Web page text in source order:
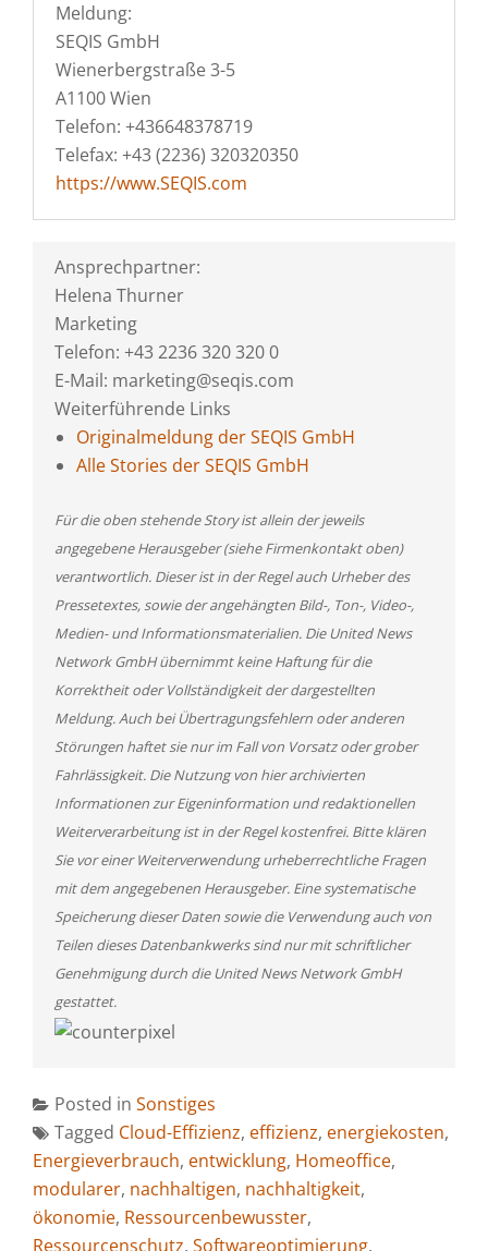
Meldung:
SEQIS GmbH
Wienerbergstraße 3-5
A1100 Wien
Telefon: +436648378719
Telefax: +43 (2236) 320320350
https://www.SEQIS.com
Ansprechpartner:
Helena Thurner
Marketing
Telefon: +43 2236 320 320 0
E-Mail: marketing@seqis.com
Weiterführende Links
Originalmeldung der SEQIS GmbH
Alle Stories der SEQIS GmbH
Für die oben stehende Story ist allein der jeweils
angegebene Herausgeber (siehe Firmenkontakt oben)
verantwortlich. Dieser ist in der Regel auch Urheber des
Pressetextes, sowie der angehängten Bild-, Ton-, Video-,
Medien- und Informationsmaterialien. Die United News
Network GmbH übernimmt keine Haftung für die
Korrektheit oder Vollständigkeit der dargestellten
Meldung. Auch bei Übertragungsfehlern oder anderen
Störungen haftet sie nur im Fall von Vorsatz oder grober
Fahrlässigkeit. Die Nutzung von hier archivierten
Informationen zur Eigeninformation und redaktionellen
Weiterverarbeitung ist in der Regel kostenfrei. Bitte klären
Sie vor einer Weiterverwendung urheberrechtliche Fragen
mit dem angegebenen Herausgeber. Eine systematische
Speicherung dieser Daten sowie die Verwendung auch von
Teilen dieses Datenbankwerks sind nur mit schriftlicher
Genehmigung durch die United News Network GmbH
gestattet.
Posted in Sonstiges
Tagged Cloud-Effizienz, effizienz, energiekosten,
Energieverbrauch, entwicklung, Homeoffice,
modularer, nachhaltigen, nachhaltigkeit,
ökonomie, Ressourcenbewusster,
Ressourcenschutz, Softwareoptimierung,